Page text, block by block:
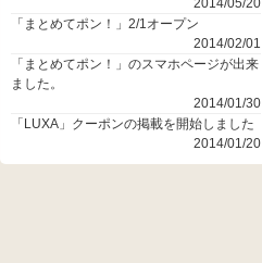
2014/05/20
「まとめてポン！」2/1オープン
2014/02/01
「まとめてポン！」のスマホページが出来
ました。
2014/01/30
「LUXA」クーポンの掲載を開始しました
2014/01/20